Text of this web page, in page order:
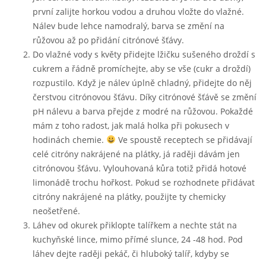
první zalijte horkou vodou a druhou vložte do vlažné.
Nálev bude lehce namodralý, barva se změní na
růžovou až po přidání citrónové šťávy.
Do vlažné vody s květy přidejte lžičku sušeného droždí s
cukrem a řádně promíchejte, aby se vše (cukr a droždí)
rozpustilo. Když je nálev úplně chladný, přidejte do něj
čerstvou citrónovou šťávu. Díky citrónové šťávě se změní
pH nálevu a barva přejde z modré na růžovou. Pokaždé
mám z toho radost, jak malá holka při pokusech v
hodinách chemie.
Ve spoustě receptech se přidávají
celé citróny nakrájené na plátky, já raději dávám jen
citrónovou šťávu. Vylouhovaná kůra totiž přidá hotové
limonádě trochu hořkost. Pokud se rozhodnete přidávat
citróny nakrájené na plátky, použijte ty chemicky
neošetřené.
Láhev od okurek přiklopte talířkem a nechte stát na
kuchyňské lince, mimo přímé slunce, 24 -48 hod. Pod
láhev dejte raději pekáč, či hluboký talíř, kdyby se